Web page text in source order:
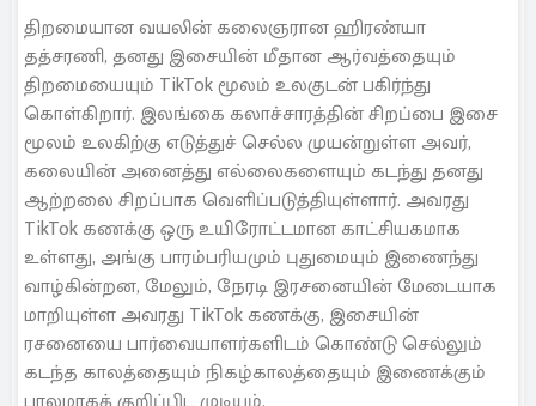
திறமையான வயலின் கலைஞரான ஹிரண்யா
தத்சரணி, தனது இசையின் மீதான ஆர்வத்தையும்
திறமையையும் TikTok மூலம் உலகுடன் பகிர்ந்து
கொள்கிறார். இலங்கை கலாச்சாரத்தின் சிறப்பை இசை
மூலம் உலகிற்கு எடுத்துச் செல்ல முயன்றுள்ள அவர்,
கலையின் அனைத்து எல்லைகளையும் கடந்து தனது
ஆற்றலை சிறப்பாக வெளிப்படுத்தியுள்ளார். அவரது
TikTok கணக்கு ஒரு உயிரோட்டமான காட்சியகமாக
உள்ளது, அங்கு பாரம்பரியமும் புதுமையும் இணைந்து
வாழ்கின்றன, மேலும், நேரடி இரசனையின் மேடையாக
மாறியுள்ள அவரது TikTok கணக்கு, இசையின்
ரசனையை பார்வையாளர்களிடம் கொண்டு செல்லும்
கடந்த காலத்தையும் நிகழ்காலத்தையும் இணைக்கும்